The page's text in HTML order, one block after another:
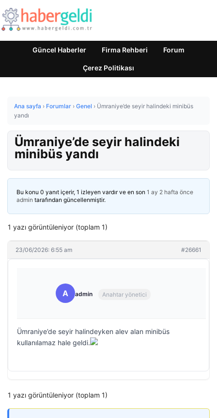
Güncel Haberler Firma Rehberi Forum
Çerez Politikası
Ana sayfa › Forumlar › Genel › Ümraniye’de seyir halindeki minibüs
yandı
Ümraniye’de seyir halindeki
minibüs yandı
Bu konu 0 yanıt içerir, 1 izleyen vardır ve en son 1 ay 2 hafta önce
admin tarafından güncellenmiştir.
1 yazı görüntüleniyor (toplam 1)
23/06/2026: 6:55 am #26661
A admin Anahtar yönetici
Ümraniye’de seyir halindeyken alev alan minibüs
kullanılamaz hale geldi.
1 yazı görüntüleniyor (toplam 1)